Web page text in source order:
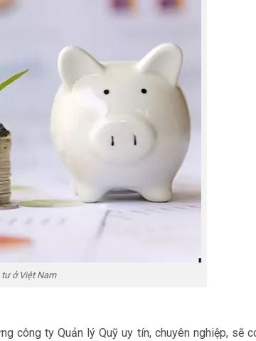
ở Việt Nam
công ty Quản lý Quỹ uy tín, chuyên nghiệp, sẽ